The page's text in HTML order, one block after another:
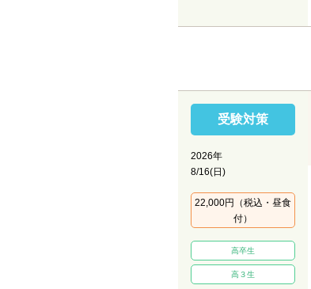
受験対策
2026年
8/16(日)
22,000円（税込・昼食
付）
高卒生
高３生